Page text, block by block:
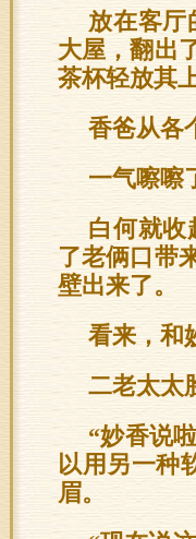
放在客厅
大屋，翻出
茶杯轻放其
香爸从各
一气嚓嚓
白何就收
了老俩口带
壁出来了。
看来，和
二老太太
“妙香说
以用另一种
眉。